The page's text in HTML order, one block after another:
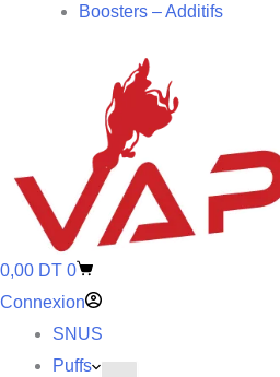
Boosters – Additifs
0,00 DT 0
Connexion
SNUS
Puffs